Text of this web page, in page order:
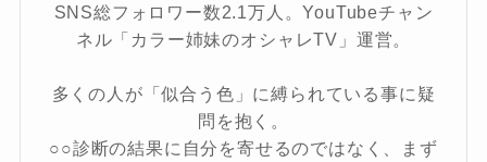
SNS総フォロワー数2.1万人。YouTubeチャン
ネル「カラー姉妹のオシャレTV」運営。
多くの人が「似合う色」に縛られている事に疑
問を抱く。
○○診断の結果に自分を寄せるのではなく、まず